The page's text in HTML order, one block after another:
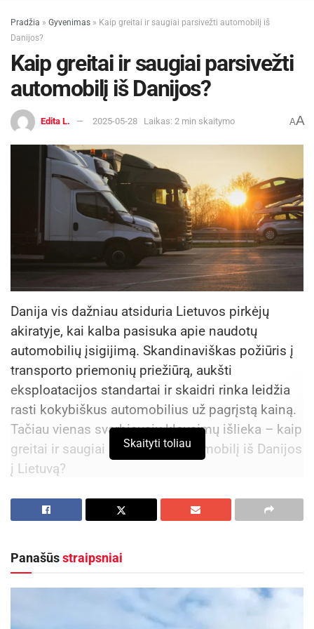
Pradžia » Gyvenimas » Kaip greitai ir saugiai parsivežti automobilį iš
Danijos?
Kaip greitai ir saugiai parsivežti
automobilį iš Danijos?
Edita L. 2025-05-28 Laikas: 2 min skaitymo AA
Danija vis dažniau atsiduria Lietuvos pirkėjų
akiratyje, kai kalba pasisuka apie naudotų
automobilių įsigijimą. Skandinaviškas požiūris į
transporto priemonių priežiūrą, aukšti
eksploatacijos standartai ir skaidri rinka leidžia
rasti kokybiškus automobilius už pagrįstą kainą.
Tačiau vienas svarbiausių klausimų išlieka – kaip
greitai ir saugiai pargabenti automobilį iš Danijos
į Lietuvą?
Kodėl verta rinktis Daniją?
prižiūri savo transporto priemones. Techninė
priežiūra atliekama laiku, o automobiliai dažnai
turi visą aptarnavimo istoriją. Be to, šalyje įprasta
dažnai keisti automobilius – todėl rinkoje
Skaityti toliau
Panašūsstraipsniai